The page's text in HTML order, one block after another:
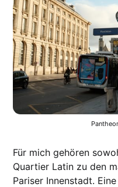
Für mich gehören
Quartier Latin zu den
Pariser Innenstadt.